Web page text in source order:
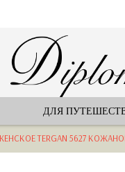
ДЛЯ
TERGAN 5627